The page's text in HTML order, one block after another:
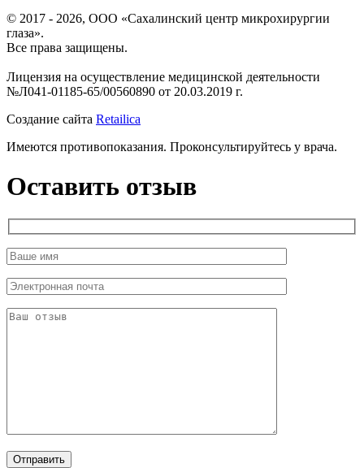
© 2017 - 2026, ООО «Сахалинский центр микрохирургии
глаза».
Все права защищены.
Лицензия на осуществление медицинской деятельности
№Л041-01185-65/00560890 от 20.03.2019 г.
Создание сайта Retailica
Имеются противопоказания. Проконсультируйтесь у врача.
Оставить отзыв